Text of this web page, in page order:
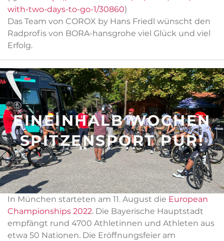
with-two-days-to-go-1/30860)
Das Team von COROX by Hans Friedl wünscht den
Radprofis von BORA-hansgrohe viel Glück und viel
Erfolg.
EINEINHALB WOCHEN
SPITZENSPORT PUR!
In München starteten am 11. August die European
Championships 2022. Die Bayerische Hauptstadt
empfängt rund 4700 Athletinnen und Athleten aus
etwa 50 Nationen. Die Eröffnungsfeier am